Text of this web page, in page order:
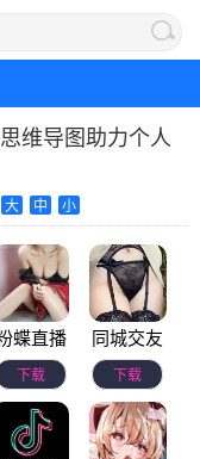
维导图助力个人
大 中 小
蝶直播
下载
同城交友
下载